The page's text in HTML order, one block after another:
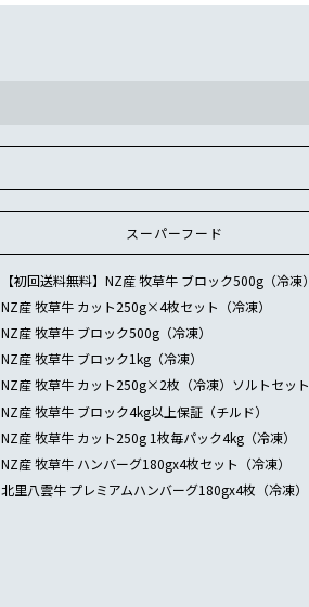
スーパーフード
【初回送料無料】NZ産 牧草牛 ブロック500g（冷凍）
NZ産 牧草牛 カット250g×4枚セット（冷凍）
NZ産 牧草牛 ブロック500g（冷凍）
NZ産 牧草牛 ブロック1kg（冷凍）
NZ産 牧草牛 カット250g×2枚（冷凍）ソルトセット
NZ産 牧草牛 ブロック4kg以上保証（チルド）
NZ産 牧草牛 カット250g 1枚毎パック4kg（冷凍）
NZ産 牧草牛 ハンバーグ180gx4枚セット（冷凍）
北里八雲牛 プレミアムハンバーグ180gx4枚（冷凍）